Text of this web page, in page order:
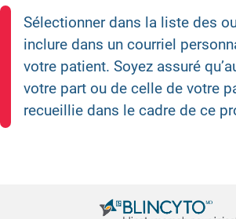
Sélectionner dans la liste des
inclure dans un courriel
votre patient. Soyez assuré
votre part ou de celle de votre
recueillie dans le cadre de ce